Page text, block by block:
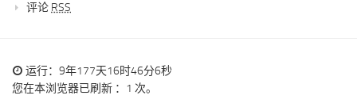
评论 RSS
运行：9年177天16时46分6秒
您在本浏览器已刷新 ：1 次。